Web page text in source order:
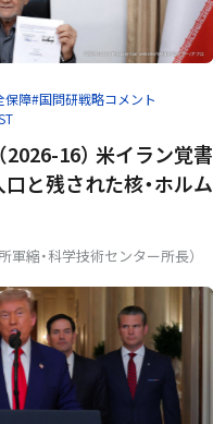
保障#国問研戦略コメント
16） 米イラン覚書
と残された核・ホルム
縮・科学技術センター所長）